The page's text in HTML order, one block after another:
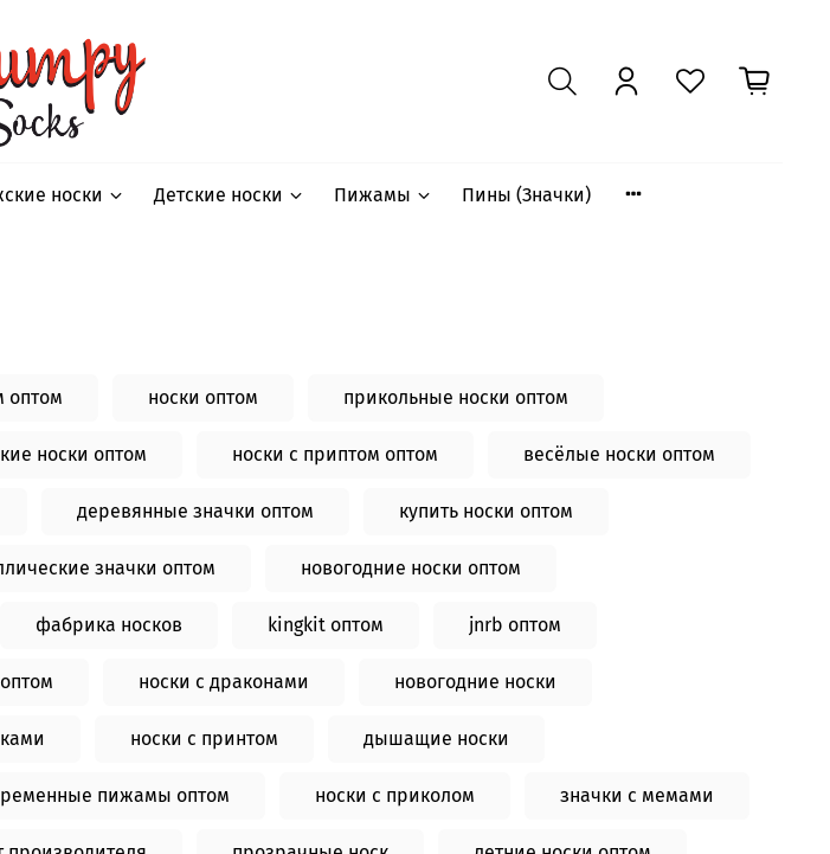
носки Детские носки Пижамы Пины (Значки)
оптом носки оптом прикольные носки оптом
носки оптом носки с приптом оптом весёлые носки оптом
деревянные значки оптом купить носки оптом
значки оптом новогодние носки оптом
фабрика носков kingkit оптом jnrb оптом
носки с драконами новогодние носки
носки с принтом дышащие носки
пижамы оптом носки с приколом значки с мемами